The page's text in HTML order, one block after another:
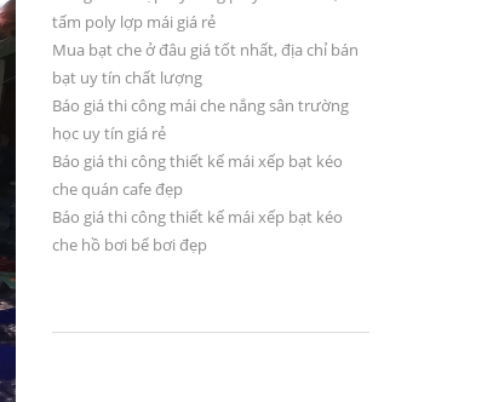
tấm poly lợp mái giá rẻ
Mua bạt che ở đâu giá tốt nhất, địa chỉ bán
bạt uy tín chất lượng
Báo giá thi công mái che nắng sân trường
học uy tín giá rẻ
Báo giá thi công thiết kế mái xếp bạt kéo
che quán cafe đẹp
Báo giá thi công thiết kế mái xếp bạt kéo
che hồ bơi bể bơi đẹp